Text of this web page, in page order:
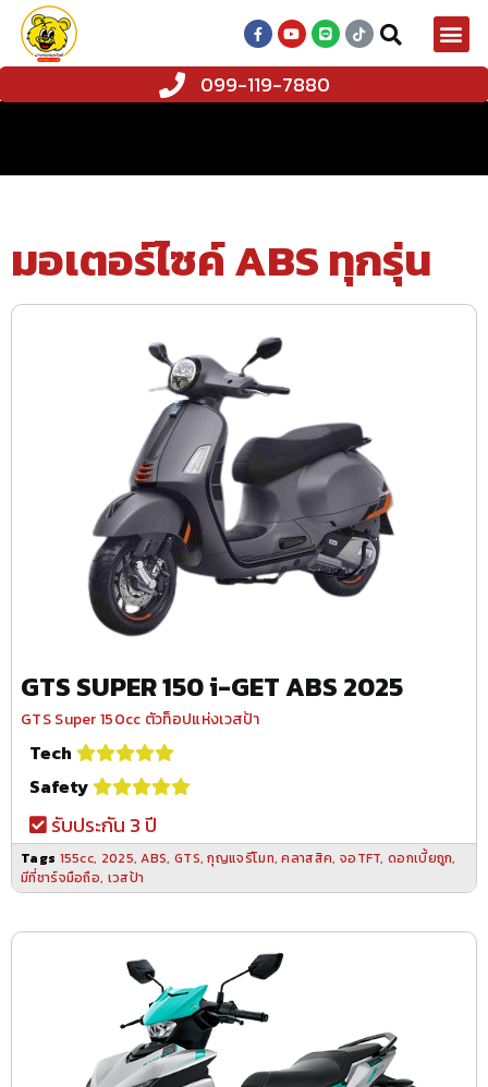
099-119-7880
มอเตอร์ไซค์ ABS ทุกรุ่น
GTS SUPER 150 i-GET ABS 2025
GTS Super 150cc ตัวท็อปแห่งเวสป้า
Tech
Safety
รับประกัน 3 ปี
Tags 155cc, 2025,ABS, GTS,กุญแจรีโมท,คลาสสิค, จอTFT,ดอกเบี้ยถูก,
มีที่ชาร์จมือถือ, เวสป้า